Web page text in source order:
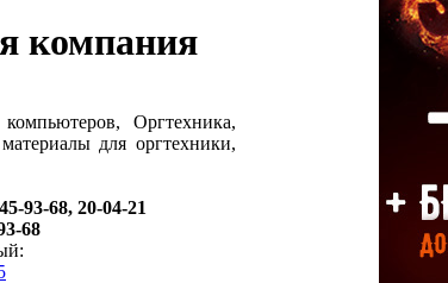
компания
Оргтехника,
для оргтехники,
45-93-68, 20-04-21
68